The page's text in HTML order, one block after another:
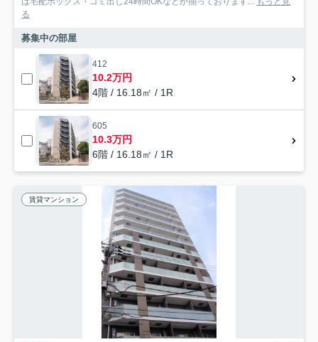
る
募集中の部屋
412
10.2万円
4階 / 16.18㎡ / 1R
605
10.3万円
6階 / 16.18㎡ / 1R
賃貸マンション